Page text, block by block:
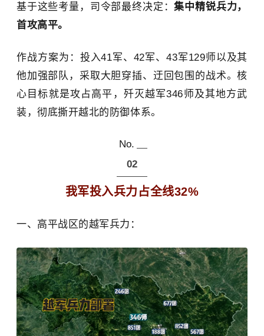
基于这些考量，司令部最终决定：集中精锐兵力，
首攻高平。
作战方案为：投入41军、42军、43军129师以及其
他加强部队，采取大胆穿插、迂回包围的战术。核
心目标就是攻占高平，歼灭越军346师及其地方武
装，彻底撕开越北的防御体系。
No.
02
我军投入兵力占全线32%
一、高平战区的越军兵力：